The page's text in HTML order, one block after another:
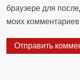
браузере для
моих